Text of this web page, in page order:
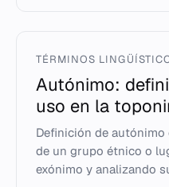
TÉRMINOS
Autónimo:
uso en la
Definición de
de un grupo étnico o
exónimo y analizando